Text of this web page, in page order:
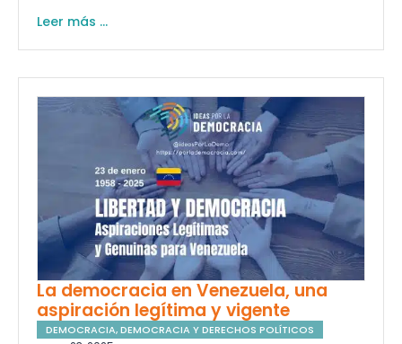
Leer más ...
La democracia en Venezuela, una
aspiración legítima y vigente
DEMOCRACIA,DEMOCRACIA Y DERECHOS POLÍTICOS